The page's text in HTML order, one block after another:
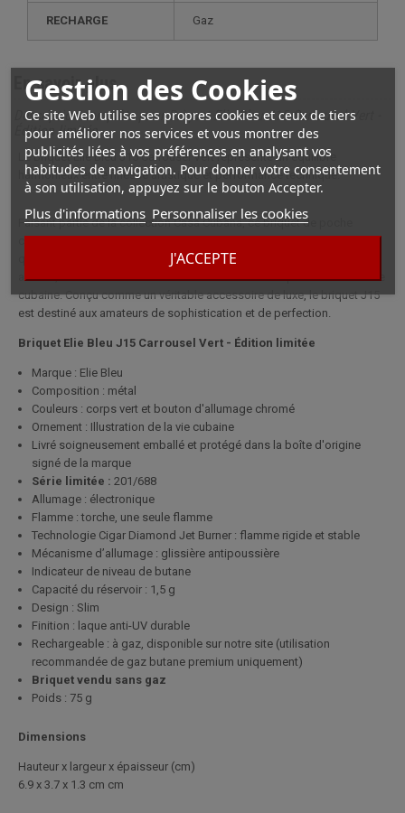
Gestion des Cookies
Ce site Web utilise ses propres cookies et ceux de tiers
pour améliorer nos services et vous montrer des
publicités liées à vos préférences en analysant vos
habitudes de navigation. Pour donner votre consentement
à son utilisation, appuyez sur le bouton Accepter.
Plus d'informations Personnaliser les cookies
J'ACCEPTE
RECHARGE gaz
En savoir plus
Description complète pour Briquet Elie Bleu J15 Carrousel Vert -
Édition limitée
Le Briquet Elie Bleu J15 Carrousel Vert représente un équilibre
harmonieux entre finesse artistique et performance technique.
Faisant partie de la collection Casa Cubana, ce briquet de poche
qualité de fabrication exceptionnelle. Avec sa finition en laque verte
anti-UV, ce modèle affiche des scènes vibrantes inspirées de la culture
cubaine. Conçu comme un véritable accessoire de luxe, le briquet J15
est destiné aux amateurs de sophistication et de perfection.
Briquet Elie Bleu J15 Carrousel Vert - Édition limitée
Marque : Elie Bleu
Composition : métal
Couleurs : corps vert et bouton d'allumage chromé
Ornement : Illustration de la vie cubaine
Livré soigneusement emballé et protégé dans la boîte d'origine
signé de la marque
Série limitée : 201/688
Allumage : électronique
Flamme : torche, une seule flamme
Technologie Cigar Diamond Jet Burner : flamme rigide et stable
Mécanisme d’allumage : glissière antipoussière
Indicateur de niveau de butane
Capacité du réservoir : 1,5 g
Design : Slim
Finition : laque anti-UV durable
Rechargeable : à gaz, disponible sur notre site (utilisation
recommandée de gaz butane premium uniquement)
Briquet vendu sans gaz
Poids : 75 g
Dimensions
Hauteur x largeur x épaisseur (cm)
6.9 x 3.7 x 1.3 cm cm